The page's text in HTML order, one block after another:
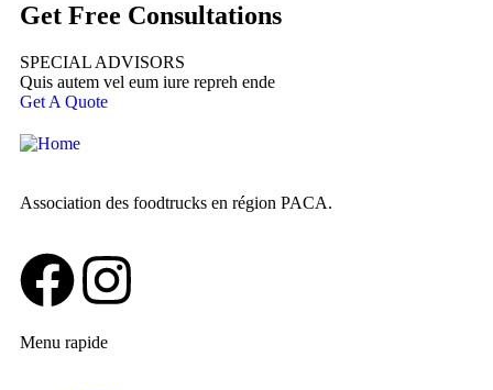
Get Free Consultations
SPECIAL ADVISORS
Quis autem vel eum iure repreh ende
Get A Quote
Association des foodtrucks en région PACA.
Menu rapide